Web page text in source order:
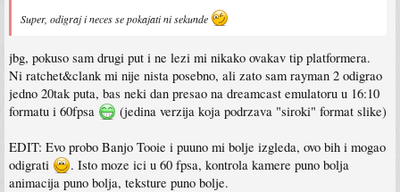
Super, odigraj i neces se pokajati ni sekunde
jbg, pokuso sam drugi put i ne lezi mi nikako ovakav tip platformera.
Ni ratchet&clank mi nije nista posebno, ali zato sam rayman 2 odigrao
jedno 20tak puta, bas neki dan presao na dreamcast emulatoru u 16:10
formatu i 60fpsa
(jedina verzija koja podrzava "siroki" format slike)
EDIT: Evo probo Banjo Tooie i puuno mi bolje izgleda, ovo bih i mogao
odigrati
. Isto moze ici u 60 fpsa, kontrola kamere puno bolja
animacija puno bolja, teksture puno bolje.